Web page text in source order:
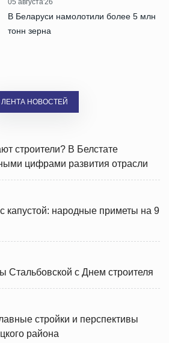
В Беларуси намолотили более 5 млн
тонн зерна
ЛЕНТА НОВОСТЕЙ
строители? В Белстате
цифрами развития отрасли
капустой: народные приметы на 9
Стальбовской с Днем строителя
стройки и перспективы
района